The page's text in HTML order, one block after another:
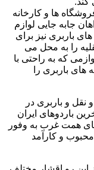
ها و کارخانه
جابه جایی لوازم
باربری نیز برای
را به محل می
که به راحتی با
باربری را
نقل و باربری در
باردوهای ایران
همت غرب به وفور
و کارآمد